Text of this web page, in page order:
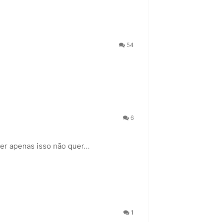
54
6
apenas isso não quer…
1